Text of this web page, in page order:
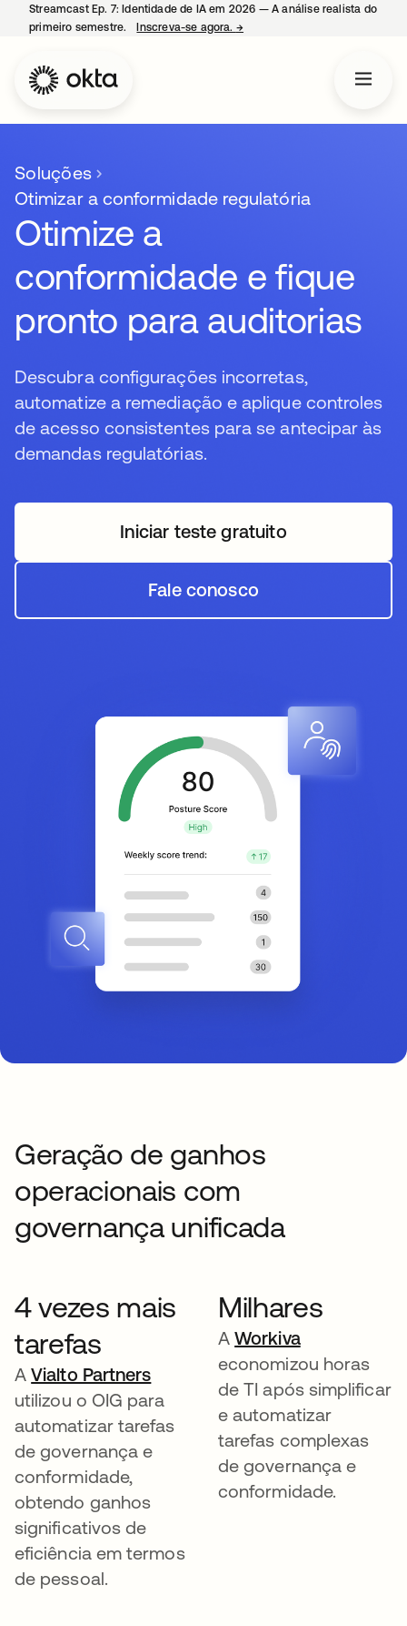
Streamcast Ep. 7: Identidade de IA em 2026 — A análise realista do
primeiro semestre.
Inscreva-se agora. →
Soluções
Otimizar a conformidade regulatória
Otimize a
conformidade e fique
pronto para auditorias
Descubra configurações incorretas,
automatize a remediação e aplique controles
de acesso consistentes para se antecipar às
demandas regulatórias.
Iniciar teste gratuitoabre em uma nova guia
Fale conoscoabre em uma nova guia
Geração de ganhos
operacionais com
governança unificada
4 vezes mais
tarefas
AVialto Partners
utilizou o OIG para
automatizar tarefas
de governança e
conformidade,
obtendo ganhos
significativos de
eficiência em termos
de pessoal.
Milhares
AWorkiva
economizou horas
de TI após simplificar
e automatizar
tarefas complexas
de governança e
conformidade.